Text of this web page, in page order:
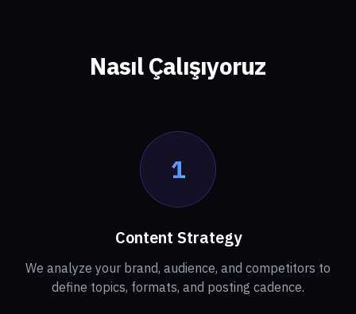
Nasıl Çalışıyoruz
1
Content Strategy
We analyze your brand, audience, and competitors to
define topics, formats, and posting cadence.